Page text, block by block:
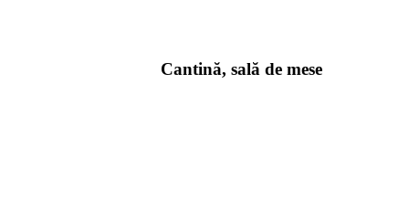
Cantină, sală de mese